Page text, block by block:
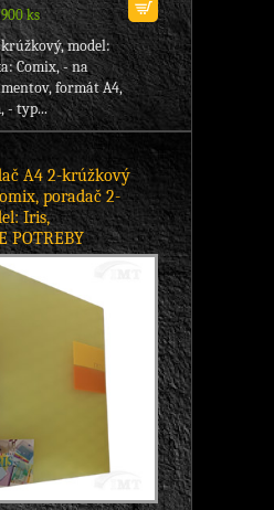
ks
model:
Comix, - na
formát A4,
- typ...
A4 2-krúžkový
poradač 2-
Iris,
POTREBY